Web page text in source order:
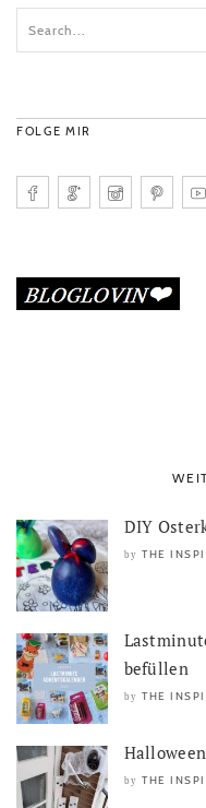
FOLGE MIR
DIY
by THE
befüllen
by THE
by THE